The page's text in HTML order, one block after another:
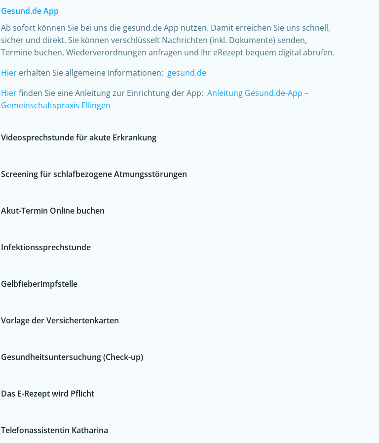
Gesund.de App
Ab sofort können Sie bei uns die gesund.de App nutzen. Damit erreichen Sie uns schnell,
sicher und direkt. Sie können verschlüsselt Nachrichten (inkl. Dokumente) senden,
Termine buchen, Wiederverordnungen anfragen und Ihr eRezept bequem digital abrufen.
Hier erhalten Sie allgemeine Informationen: gesund.de
Hierfinden Sie eine Anleitung zur Einrichtung der App:Anleitung Gesund.de-App –
Gemeinschaftspraxis Ellingen
Videosprechstunde für akute Erkrankung
Screening für schlafbezogene Atmungsstörungen
Akut-Termin Online buchen
Infektionssprechstunde
Gelbfieberimpfstelle
Vorlage der Versichertenkarten
Gesundheitsuntersuchung (Check-up)
Das E-Rezept wird Pflicht
Telefonassistentin Katharina